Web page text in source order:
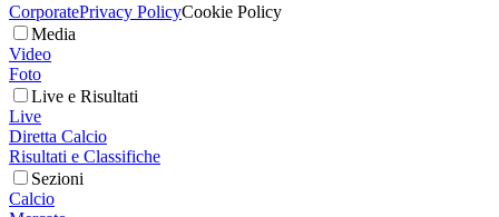
CorporatePrivacy PolicyCookie Policy
Media
Video
Foto
Live e Risultati
Live
Diretta Calcio
Risultati e Classifiche
Sezioni
Calcio